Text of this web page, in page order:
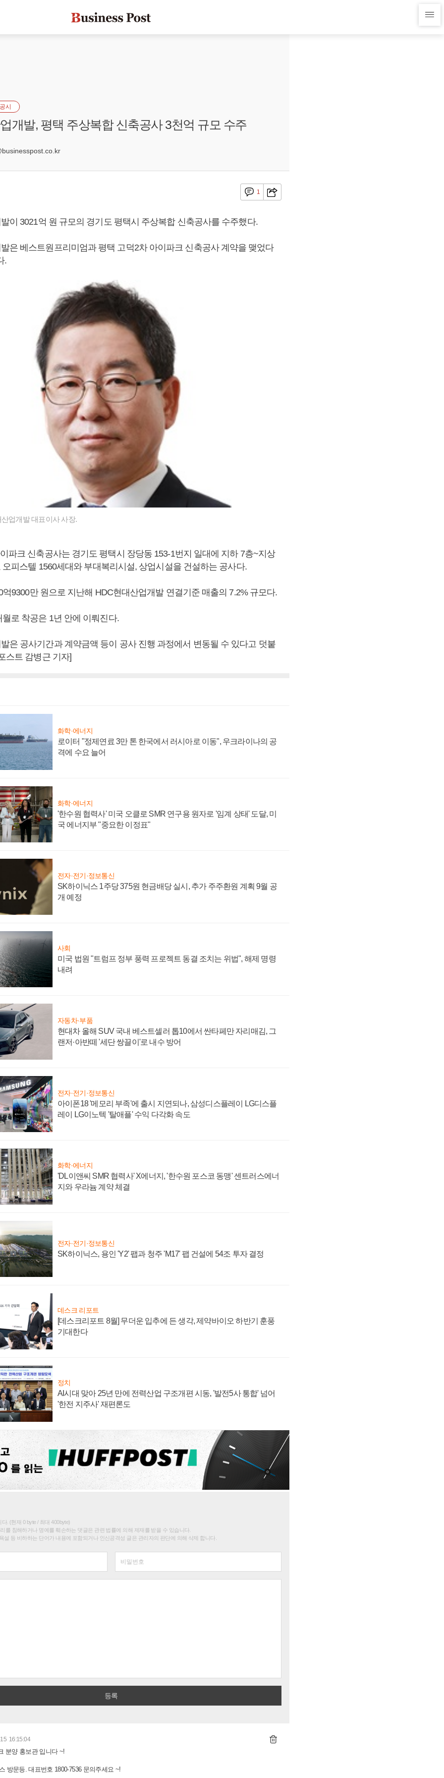
공시
개발, 평택 주상복합 신축공사 3천억 규모 수주
1
이 3021억 원 규모의 경기도 평택시 주상복합 신축공사를 수주했다.
은 베스트원프리미엄과 평택 고덕2차 아이파크 신축공사 계약을 맺었다
.
업개발 대표이사 사장.
파크 신축공사는 경기도 평택시 장당동 153-1번지 일대에 지하 7층~지상
오피스텔 1560세대와 부대복리시설, 상업시설을 건설하는 공사다.
9300만 원으로 지난해 HDC현대산업개발 연결기준 매출의 7.2% 규모다.
로 착공은 1년 안에 이뤄진다.
은 공사기간과 계약금액 등이 공사 진행 과정에서 변동될 수 있다고 덧붙
스트 감병근 기자]
화학·에너지
로이터 "정제연료 3만 톤 한국에서 러시아로 이동", 우크라이나의 공
격에 수요 늘어
화학·에너지
'한수원 협력사' 미국 오클로 SMR 연구용 원자로 '임계 상태' 도달, 미
국 에너지부 "중요한 이정표"
전자·전기·정보통신
SK하이닉스 1주당 375원 현금배당 실시, 추가 주주환원 계획 9월 공
개 예정
사회
미국 법원 "트럼프 정부 풍력 프로젝트 동결 조치는 위법", 해제 명령
내려
자동차·부품
현대차 올해 SUV 국내 베스트셀러 톱10에서 싼타페만 자리매김, 그
랜저·아반떼 '세단 쌍끌이'로 내수 방어
전자·전기·정보통신
아이폰18 '메모리 부족'에 출시 지연되나, 삼성디스플레이 LG디스플
레이 LG이노텍 '탈애플' 수익 다각화 속도
화학·에너지
'DL이앤씨 SMR 협력사' X에너지, '한수원 포스코 동맹' 센트러스에너
지와 우라늄 계약 체결
전자·전기·정보통신
SK하이닉스, 용인 'Y2' 팹과 청주 'M17' 팹 건설에 54조 투자 결정
데스크 리포트
[데스크리포트 8월] 무더운 입추에 든 생각, 제약바이오 하반기 훈풍
기대한다
정치
AI시대 맞아 25년 만에 전력산업 구조개편 시동, '발전5사 통합' 넘어
'한전 지주사' 재편론도
. (현재 0 byte / 최대 400byte)
를 침해하거나 명예를 훼손하는 댓글은 관련 법률에 의해 제재를 받을 수 있습니다.
설 등 비하하는 단어가 내용에 포함되거나 인신공격성 글은 관리자의 판단에 의해 삭제 합니다.
16:15:04
분양 홍보관 입니다 ~!
방문등. 대표번호 1800-7536 문의주세요 ~!